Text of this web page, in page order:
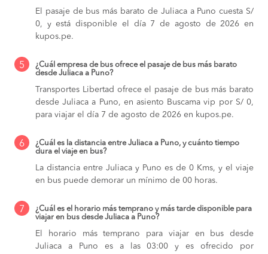
El pasaje de bus más barato de Juliaca a Puno cuesta S/
0, y está disponible el día 7 de agosto de 2026 en
kupos.pe.
5
¿Cuál empresa de bus ofrece el pasaje de bus más barato
desde Juliaca a Puno?
Transportes Libertad ofrece el pasaje de bus más barato
desde Juliaca a Puno, en asiento Buscama vip por S/ 0,
para viajar el día 7 de agosto de 2026 en kupos.pe.
6
¿Cuál es la distancia entre Juliaca a Puno, y cuánto tiempo
dura el viaje en bus?
La distancia entre Juliaca y Puno es de 0 Kms, y el viaje
en bus puede demorar un mínimo de 00 horas.
7
¿Cuál es el horario más temprano y más tarde disponible para
viajar en bus desde Juliaca a Puno?
El horario más temprano para viajar en bus desde
Juliaca a Puno es a las 03:00 y es ofrecido por